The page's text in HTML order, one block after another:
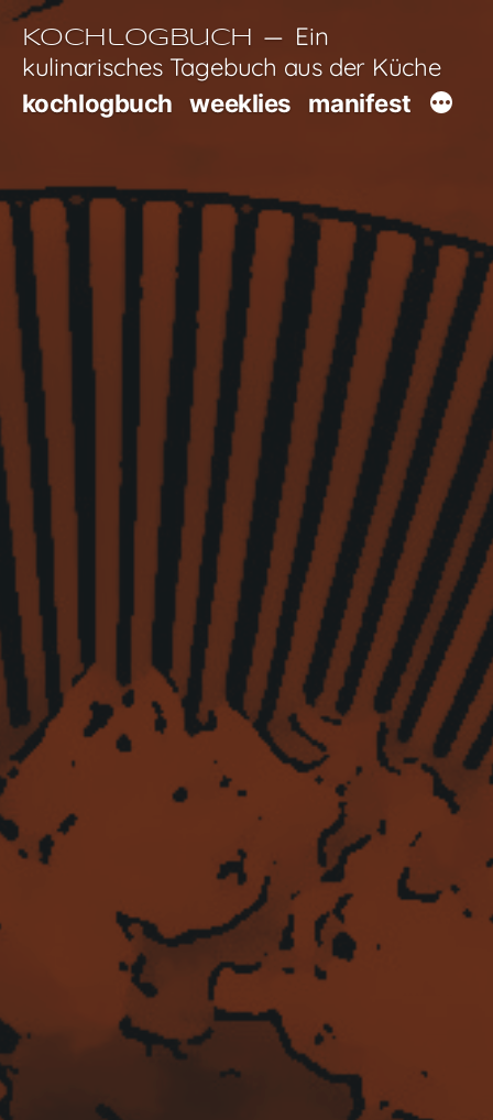
Zum
Inhalt
springen
Kochlogbuch
Ein
kulinarisches Tagebuch aus der Küche
kochlogbuch weeklies manifest